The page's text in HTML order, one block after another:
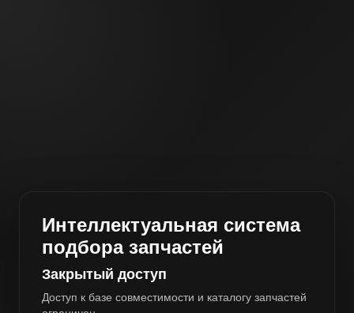
Интеллектуальная система
подбора запчастей
Закрытый доступ
Доступ к базе совместимости и каталогу запчастей